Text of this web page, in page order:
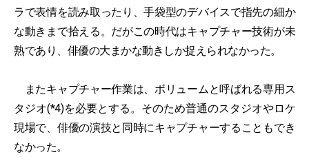
ラで表情を読み取ったり、手袋型のデバイスで指先の細か
な動きまで拾える。だがこの時代はキャプチャー技術が未
熟であり、俳優の大まかな動きしか捉えられなかった。
またキャプチャー作業は、ボリュームと呼ばれる専用ス
タジオ(*4)を必要とする。そのため普通のスタジオやロケ
現場で、俳優の演技と同時にキャプチャーすることもでき
なかった。